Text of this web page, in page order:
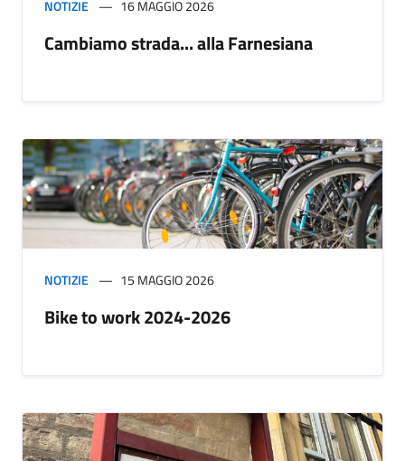
NOTIZIE 16 MAGGIO 2026
Cambiamo strada... alla Farnesiana
NOTIZIE 15 MAGGIO 2026
Bike to work 2024-2026